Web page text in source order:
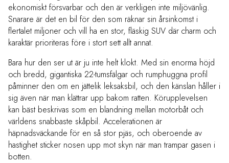
ekonomiskt försvarbar och den är verkligen inte miljövänlig.
Snarare är det en bil för den som räknar sin årsinkomst i
flertalet miljoner och vill ha en stor, fläskig SUV där charm och
karaktär prioriteras före i stort sett allt annat.
Bara hur den ser ut är ju inte helt klokt. Med sin enorma höjd
och bredd, gigantiska 22-tumsfälgar och rumphuggna profil
påminner den om en jättelik leksaksbil, och den känslan håller i
sig även när man klättrar upp bakom ratten. Körupplevelsen
kan bäst beskrivas som en blandning mellan motorbåt och
världens snabbaste skåpbil. Accelerationen är
häpnadsväckande för en så stor pjäs, och oberoende av
hastighet sticker nosen upp mot skyn när man trampar gasen i
botten.